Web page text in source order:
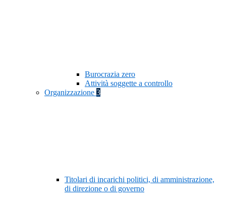
Burocrazia zero
Attività soggette a controllo
Organizzazione 3
Titolari di incarichi politici, di amministrazione,
di direzione o di governo